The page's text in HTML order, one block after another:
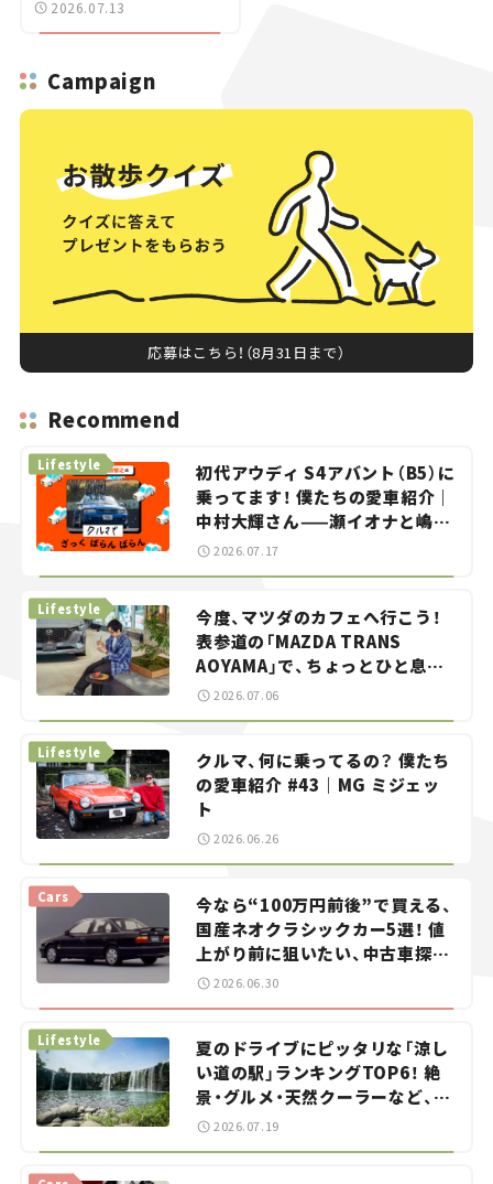
2026.07.13
Campaign
応募はこちら！（8月31日まで）
Recommend
初代アウディ S4アバント（B5）に
乗ってます！ 僕たちの愛車紹介｜
中村大輝さん——瀬イオナと嶋田
智之の「クルマでざっくばらんば
らん！」＃20
Lifestyle
2026.07.17
今度、マツダのカフェへ行こう！
表参道の「MAZDA TRANS
AOYAMA」で、ちょっとひと息。
——連載｜CCGとクルマでどうす
Lifestyle
2026.07.06
クルマ、何に乗ってるの？ 僕たち
の愛車紹介 #43｜MG ミジェッ
ト
Lifestyle
2026.06.26
今なら“100万円前後”で買える、
国産ネオクラシックカー5選！ 値
上がり前に狙いたい、中古車探し
をお手伝い――ちょっとイケてるマ
Cars
2026.06.30
夏のドライブにピッタリな「涼し
い道の駅」ランキングTOP6！ 絶
景・グルメ・天然クーラーなど、避
暑におすすめのスポットを紹介
【道の駅マニアの推し駅ガイド】
Lifestyle
2026.07.19